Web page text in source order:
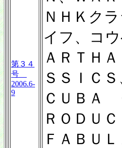
第３４
号
2006.6-
9
ＮＨＫク
イフ、コ
ＡＲＴＨ
ＳＳＩＣ
ＣＵＢＡ
ＲＯＤＵＣ
ＦＡＢＵ